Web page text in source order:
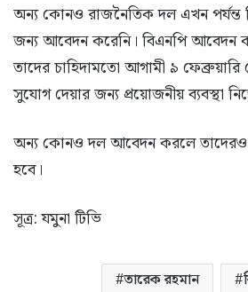
অন্য কোনও রাজনৈতিক দল এখন পর্যন্ত
জন্য আবেদন করেনি। বিএনপি আবেদন
তাদের চাহিদামতো আগামী ৯ ফেব্রুয়ারি
সুযোগ দেয়ার জন্য প্রয়োজনীয় ব্যবস্থা
অন্য কোনও দল আবেদন করলে তাদেরও
হবে।
সূত্র: যমুনা টিভি
তারেক রহমান